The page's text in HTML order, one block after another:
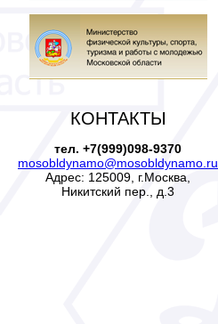
КОНТАКТЫ
тел. +7(999)098-9370
mosobldynamo@mosobldynamo.ru
Адрес: 125009, г.Москва,
Никитский пер., д.3